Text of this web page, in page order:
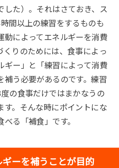
した）。それはさておき、ス
間以上の練習をするものも
動によってエネルギーを消費
くりのためには、食事によっ
ギー」と「練習によって消費
補う必要があるのです。練習
の食事だけではまかなうの
す。そんな時にポイントにな
る「補食」です。
ギーを補うことが目的